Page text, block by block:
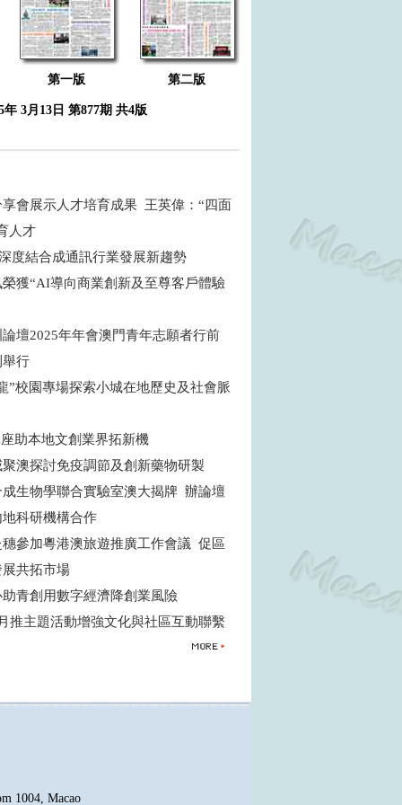
第一版 第二版
年 3月13日 第877期 共4版
會展示人才培育成果 王英偉：“四面
人才
度結合成通訊行業發展新趨勢
獲“AI導向商業創新及至尊客戶體驗
壇2025年年會澳門青年志願者行前
舉行
”校園專場探索小城在地歷史及社會脈
助本地文創業界拓新機
澳探討免疫調節及創新藥物研製
生物學聯合實驗室澳大揭牌 辦論壇
科研機構合作
參加粵港澳旅遊推廣工作會議 促區
共拓市場
青創用數字經濟降創業風險
推主題活動增強文化與社區互動聯繫
1004, Macao